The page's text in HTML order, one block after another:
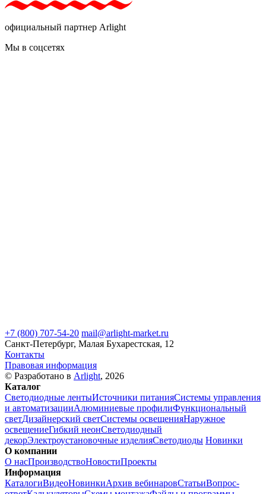
официальный партнер Arlight
Мы в соцсетях
+7 (800) 707-54-20 mail@arlight-market.ru
Санкт-Петербург, Малая Бухарестская, 12
Контакты
Правовая информация
© Разработано в Arlight, 2026
Каталог
Светодиодные лентыИсточники питанияСистемы управления
и автоматизацииАлюминиевые профилиФункциональный
светДизайнерский светСистемы освещенияНаружное
освещениеГибкий неонСветодиодный
декорЭлектроустановочные изделияСветодиоды Новинки
О компании
О насПроизводствоНовостиПроекты
Информация
КаталогиВидеоНовинкиАрхив вебинаровСтатьиВопрос-